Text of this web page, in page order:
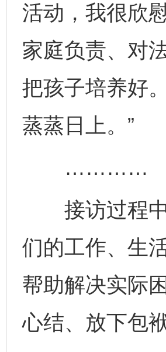
活动，我很欣
家庭负责、对
把孩子培养好
蒸蒸日上。”
…………
接访过程中
们的工作、生
帮助解决实际
心结、放下包